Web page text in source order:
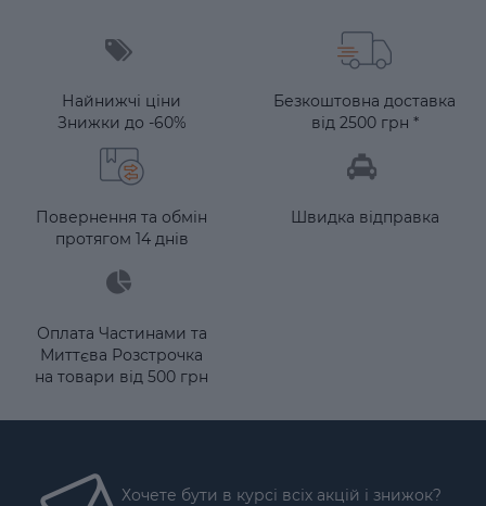
Найнижчі ціни
Знижки до -60%
Безкоштовна доставка
від 2500 грн *
Повернення та обмін
протягом 14 днів
Швидка відправка
Оплата Частинами та
Миттєва Розстрочка
на товари від 500 грн
Хочете бути в курсі всіх акцій і знижок?